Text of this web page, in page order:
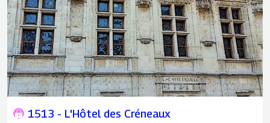
1513 - L'Hôtel des Créneaux